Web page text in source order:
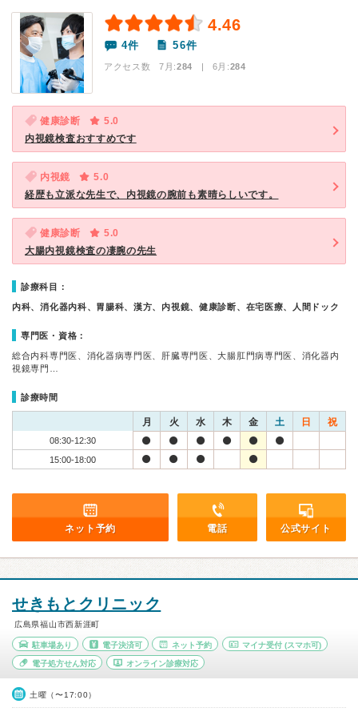
4.46
4件 56件
アクセス数 7月:284 | 6月:284
健康診断
5.0
内視鏡検査おすすめです
内視鏡
5.0
経歴も立派な先生で、内視鏡の腕前も素晴らしいです。
健康診断
5.0
大腸内視鏡検査の凄腕の先生
診療科目：
内科、消化器内科、胃腸科、漢方、内視鏡、健康診断、在宅医療、人間ドック
専門医・資格：
総合内科専門医、消化器病専門医、肝臓専門医、大腸肛門病専門医、消化器内
視鏡専門…
診療時間
月 火 水 木 金 土 日 祝
08:30-12:30
15:00-18:00
ネット予約 電話 公式サイト
せきもとクリニック
広島県福山市西新涯町
駐車場あり 電子決済可 ネット予約 マイナ受付 (スマホ可)
電子処方せん対応 オンライン診療対応
土曜（〜17:00）